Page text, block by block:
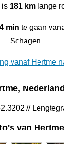
is 181 km lange
min te gaan
Schagen.
vanaf Hertme
Nederland
//
van Hertme